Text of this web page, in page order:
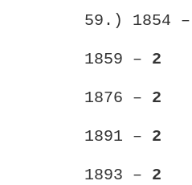
59.) 1854 –
1859 – 2
1876 – 2
1891 – 2
1893 – 2